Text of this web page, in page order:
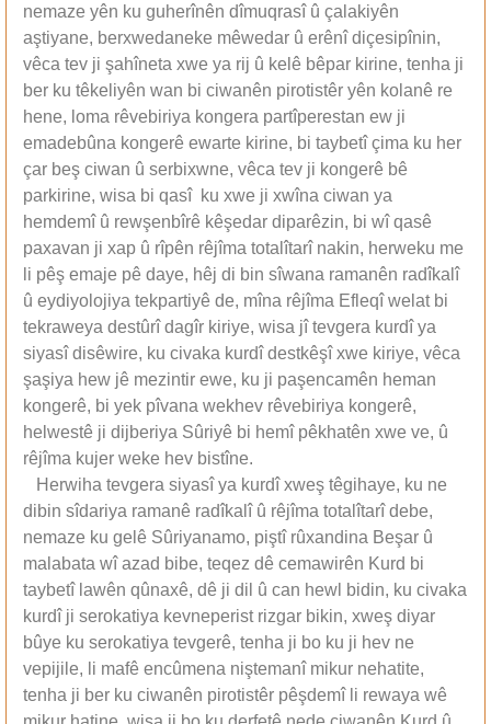
nemaze yên ku guherînên dîmuqrasî û çalakiyên
aştiyane, berxwedaneke mêwedar û erênî diçesipînin,
vêca tev ji şahîneta xwe ya rij û kelê bêpar kirine, tenha ji
ber ku têkeliyên wan bi ciwanên pirotistêr yên kolanê re
hene, loma rêvebiriya kongera partîperestan ew ji
emadebûna kongerê ewarte kirine, bi taybetî çima ku her
çar beş ciwan û serbixwne, vêca tev ji kongerê bê
parkirine, wisa bi qasî ku xwe ji xwîna ciwan ya
hemdemî û rewşenbîrê kêşedar diparêzin, bi wî qasê
paxavan ji xap û rîpên rêjîma totalîtarî nakin, herweku me
li pêş emaje pê daye, hêj di bin sîwana ramanên radîkalî
û eydiyolojiya tekpartiyê de, mîna rêjîma Efleqî welat bi
tekraweya destûrî dagîr kiriye, wisa jî tevgera kurdî ya
siyasî disêwire, ku civaka kurdî destkêşî xwe kiriye, vêca
şaşiya hew jê mezintir ewe, ku ji paşencamên heman
kongerê, bi yek pîvana wekhev rêvebiriya kongerê,
helwestê ji dijberiya Sûriyê bi hemî pêkhatên xwe ve, û
rêjîma kujer weke hev bistîne.
Herwiha tevgera siyasî ya kurdî xweş têgihaye, ku ne
dibin sîdariya ramanê radîkalî û rêjîma totalîtarî debe,
nemaze ku gelê Sûriyanamo, piştî rûxandina Beşar û
malabata wî azad bibe, teqez dê cemawirên Kurd bi
taybetî lawên qûnaxê, dê ji dil û can hewl bidin, ku civaka
kurdî ji serokatiya kevneperist rizgar bikin, xweş diyar
bûye ku serokatiya tevgerê, tenha ji bo ku ji hev ne
vepijile, li mafê encûmena niştemanî mikur nehatite,
tenha ji ber ku ciwanên pirotistêr pêşdemî li rewaya wê